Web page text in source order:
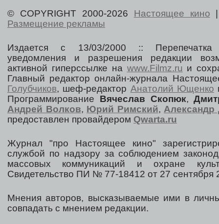
© COPYRIGHT 2000-2026 Настоящее кино
Размещение рекламы
Издается с 13/03/2000 :: Перепечатка
уведомления и разрешения редакции
активной гиперссылке на www.Filmz.ru и
Главный редактор онлайн-журнала
Голубчиков, шеф-редактор Анатолий Ющенко
Программирование Вячеслав Скопюк,
Андрей Волков, Юрий Римский,Александр
предоставлен провайдером Qwarta.ru
Журнал "про Настоящее кино"
службой по надзору за соблюдением
массовых коммуникаций и охране
Свидетельство ПИ № 77-18412 от 27 сентября
Мнения авторов, высказываемые ими в
совпадать с мнением редакции.